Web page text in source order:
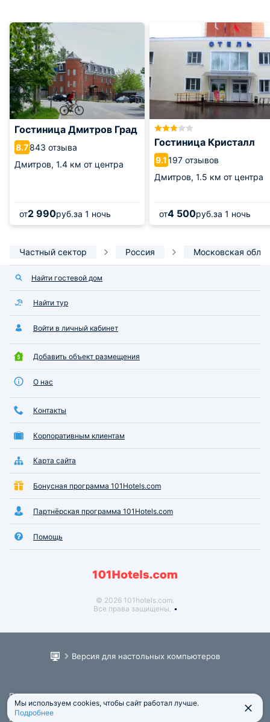
Гостиница Дмитров Град
8.7843 отзыва
Дмитров, 1.4 км от центра
от2 990руб.за 1 ночь
Гостиница Кристалл
9.1197 отзывов
Дмитров, 1.5 км от центра
от4 500руб.за 1 ночь
Частный сектор Россия Московская
Найти гостевой дом
Найти тур
Войти в личный кабинет
Добавить объект размещения
О нас
Контакты
Корпоративным клиентам
Карта сайта
Бонусная программа 101Hotels.com
Партнёрская программа 101Hotels.com
Помощь
© 2026 101hotels.com.
Все права защищены.
Версия для настольных компьютеров
Пользовательское соглашение
Юридическая информация
Политика обработки персональных данных
Мы используем cookies, чтобы сайт работал лучше.
Подробнее